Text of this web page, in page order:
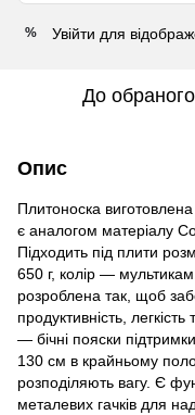
% Увійти для
До обраного
Опис
Плитоноска
є аналогом матеріалу
Підходить під плити
650 г, колір —
розроблена так, щоб
продуктивність,
— бічні пояски
130 см в крайньому
розподіляють вагу. Є
металевих гачків для